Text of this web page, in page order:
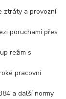
ztráty a provozní
poruchami přes
režim s
pracovní
a další normy